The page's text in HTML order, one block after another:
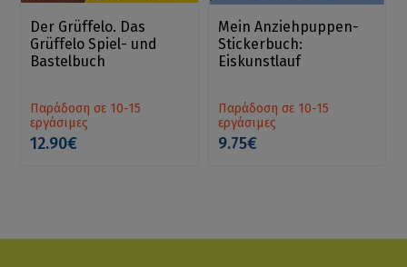
Der Grüffelo. Das
Grüffelo Spiel- und
Bastelbuch
Παράδοση σε 10-15
εργάσιμες
12.90€
Mein Anziehpuppen-
Stickerbuch:
Eiskunstlauf
Παράδοση σε 10-15
εργάσιμες
9.75€